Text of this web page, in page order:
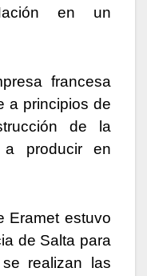
en un
francesa
a principios de
de la
a producir en
Eramet estuvo
de Salta para
realizan las